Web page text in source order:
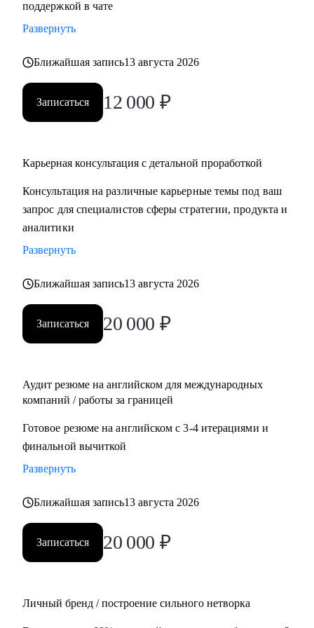
продающее резюме / LinkedIn
• Проведу mock-interview и дам практические
• Научу нетворчить эффективно и с результатом для
карьеры
• Для тех, кто только задумался о получении визы талантов
в США (EB1-A, O1), расскажу о процессе, поделюсь
организации для закрытия критериев
поступления, а также проверкой материалов (например,
эссе, резюме, рекомендательные письма)
Кому могу помочь:
• Хочет найти работу в IT, FMCG, e-commerce на позициях:
Analytics, Strategy & Ops, Go-To-Market, Product
Management, Project Management
• Планирует переехать в Европу или США или уже ищет
• Думает об иммиграции в США по визе талантов О1 /
ЕВ1-А
поддержкой в чате
Развернуть
Ближайшая запись13 августа 2026
Записаться 12 000 ₽
Карьерная консультация с детальной проработкой
Консультация на различные карьерные темы под ваш
запрос для специалистов сферы стратегии, продукта и
аналитики
Развернуть
Ближайшая запись13 августа 2026
Записаться 20 000 ₽
Аудит резюме на английском для международных
компаний / работы за границей
Готовое резюме на английском с 3-4 итерациями и
финальной вычиткой
Развернуть
Ближайшая запись13 августа 2026
Записаться 20 000 ₽
Личный бренд / построение сильного нетворка